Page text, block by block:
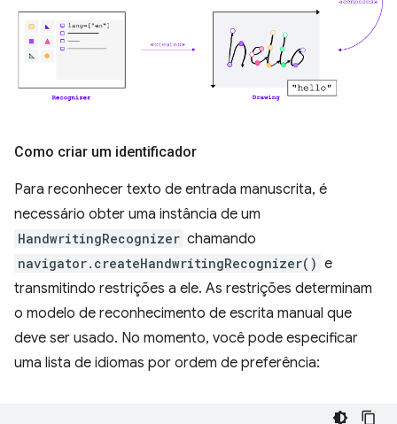
Como criar um identificador
Para reconhecer texto de entrada manuscrita, é
necessário obter uma instância de um
HandwritingRecognizer chamando
navigator.createHandwritingRecognizer() e
transmitindo restrições a ele. As restrições determinam
o modelo de reconhecimento de escrita manual que
deve ser usado. No momento, você pode especificar
uma lista de idiomas por ordem de preferência: